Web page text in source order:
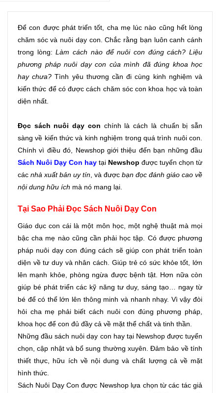
Để con được phát triển tốt, cha mẹ lúc nào cũng hết lòng
chăm sóc và nuôi dạy con. Chắc rằng bạn luôn canh cánh
trong lòng: Làm cách nào để nuôi con đúng cách? Liệu
phương pháp nuôi dạy con của mình đã đúng khoa học
hay chưa? Tình yêu thương cần đi cùng kinh nghiệm và
kiến thức để có được cách chăm sóc con khoa học và toàn
diện nhất.
Đọc sách nuôi dạy con chính là cách là chuẩn bị sẵn
sàng về kiến thức và kinh nghiệm trong quá trình nuôi con.
Chính vì điều đó, Newshop giới thiệu đến bạn những đầu
Sách Nuôi Dạy Con hay tại Newshop được tuyển chọn từ
các nhà xuất bản uy tín , và được bạn đọc đánh giáo cao về
nội dung hữu ích mà nó mang lại.
Tại Sao Phải Đọc Sách Nuôi Dạy Con
Giáo dục con cái là một môn học, một nghệ thuật mà mọi
bậc cha mẹ nào cũng cần phải học tập. Có được phương
pháp nuôi dạy con đúng cách sẽ giúp con phát triển toàn
diện về tư duy và nhân cách. Giúp trẻ có sức khỏe tốt, lớn
lên mạnh khỏe, phòng ngừa được bệnh tật. Hơn nữa còn
giúp bé phát triển các kỹ năng tư duy, sáng tạo… ngay từ
bé để có thể lớn lên thông minh và nhanh nhạy. Vì vậy đòi
hỏi cha mẹ phải biết cách nuôi con đúng phương pháp,
khoa học để con đủ đầy cả về mặt thể chất và tinh thần.
Những đầu sách nuôi dạy con hay tại Newshop được tuyển
chọn, cập nhật và bổ sung thường xuyên. Đảm bảo về tính
thiết thực, hữu ích về nội dung và chất lượng cả về mặt
hình thức.
Sách Nuôi Dạy Con được Newshop lựa chọn từ các tác giả